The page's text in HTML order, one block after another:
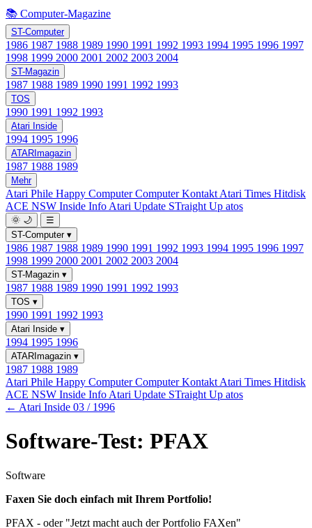
📚 Computer-Magazine
ST-Computer
1986 1987 1988 1989 1990 1991 1992 1993 1994 1995 1996 1997
1998 1999 2000 2001 2002 2003 2004
ST-Magazin
1987 1988 1989 1990 1991 1992 1993
TOS
1990 1991 1992 1993
Atari Inside
1994 1995 1996
ATARImagazin
1987 1988 1989
Mehr
Atari Phile Happy ComputerComputer Kontakt Atari Times Hitdisk
ACE NSW Inside Info Atari Update STraight Up atos
🌞 🌙
☰
ST-Computer ▾
1986 1987 1988 1989 1990 1991 1992 1993 1994 1995 1996 1997
1998 1999 2000 2001 2002 2003 2004
ST-Magazin ▾
1987 1988 1989 1990 1991 1992 1993
TOS ▾
1990 1991 1992 1993
Atari Inside ▾
1994 1995 1996
ATARImagazin ▾
1987 1988 1989
Atari Phile Happy ComputerComputer Kontakt Atari Times Hitdisk
ACE NSW Inside Info Atari Update STraight Up atos
← Atari Inside 03 / 1996
Software-Test: PFAX
Software
Faxen Sie doch einfach mit Ihrem Portfolio!
PFAX - oder "Jetzt macht auch der Portfolio FAXen"